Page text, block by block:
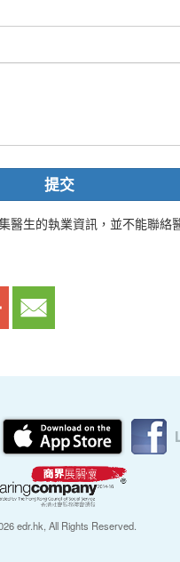
提交
醫生的執業資訊，並不能聯絡
edr.hk, All Rights Reserved.